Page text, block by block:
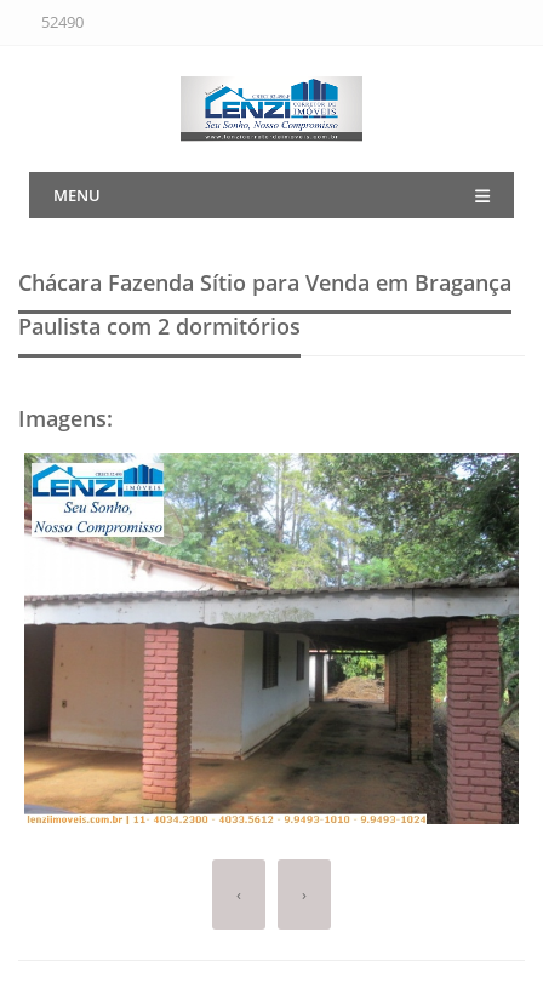
52490
MENU
Chácara Fazenda Sítio para Venda em Bragança
Paulista com 2 dormitórios
Imagens:
‹ ›